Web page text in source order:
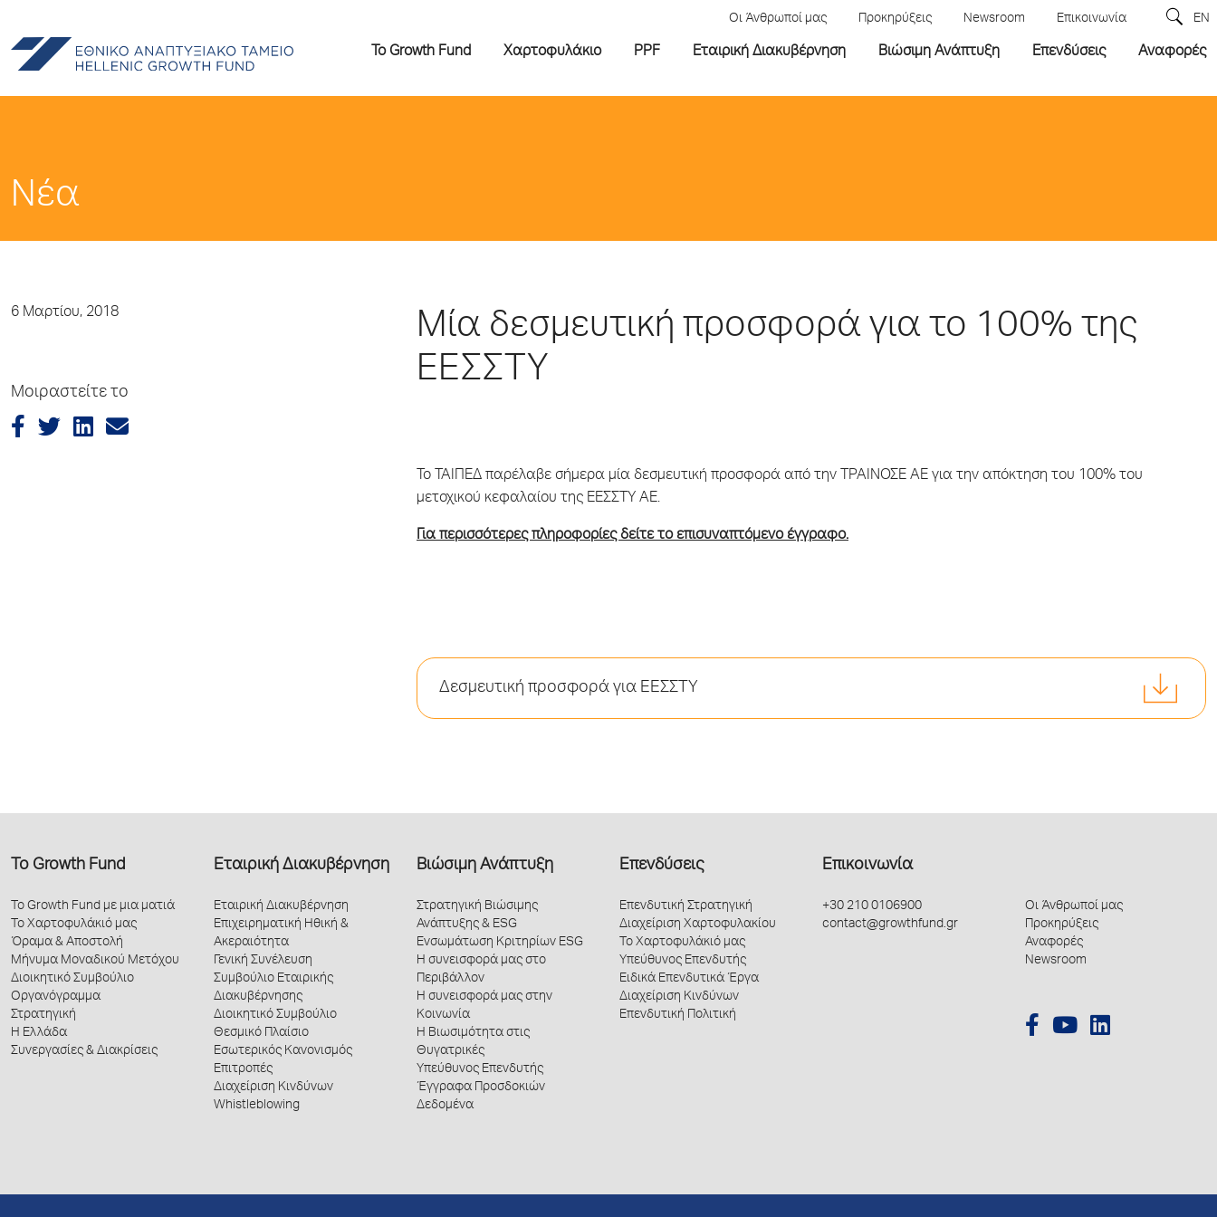
Οι Άνθρωποί μας Προκηρύξεις Newsroom Επικοινωνία EN
Το Growth Fund Χαρτοφυλάκιο PPF Εταιρική Διακυβέρνηση Βιώσιμη Ανάπτυξη Επενδύσεις Αναφορές
Νέα
6 Μαρτίου, 2018
Μοιραστείτε το
Μία δεσμευτική προσφορά για το 100% της
ΕΕΣΣΤΥ
Το ΤΑΙΠΕΔ παρέλαβε σήμερα μία δεσμευτική προσφορά από την ΤΡΑΙΝΟΣΕ ΑΕ για την απόκτηση του 100% του
μετοχικού κεφαλαίου της ΕΕΣΣΤΥ ΑΕ.
Για περισσότερες πληροφορίες δείτε το επισυναπτόμενο έγγραφο.
Δεσμευτική προσφορά για ΕΕΣΣΤΥ
Το Growth Fund
Το Growth Fund με μια ματιά
Το Χαρτοφυλάκιό μας
Όραμα & Αποστολή
Μήνυμα Μοναδικού Μετόχου
Διοικητικό Συμβούλιο
Οργανόγραμμα
Στρατηγική
Η Ελλάδα
Συνεργασίες & Διακρίσεις
Εταιρική Διακυβέρνηση
Εταιρική Διακυβέρνηση
Επιχειρηματική Ηθική &
Ακεραιότητα
Γενική Συνέλευση
Συμβούλιο Εταιρικής
Διακυβέρνησης
Διοικητικό Συμβούλιο
Θεσμικό Πλαίσιο
Εσωτερικός Κανονισμός
Επιτροπές
Διαχείριση Κινδύνων
Whistleblowing
Βιώσιμη Ανάπτυξη
Στρατηγική Βιώσιμης
Ανάπτυξης & ESG
Ενσωμάτωση Κριτηρίων ESG
Η συνεισφορά μας στο
Περιβάλλον
Η συνεισφορά μας στην
Κοινωνία
Η Βιωσιμότητα στις
Θυγατρικές
Υπεύθυνος Επενδυτής
Έγγραφα Προσδοκιών
Δεδομένα
Επενδύσεις
Επενδυτική Στρατηγική
Διαχείριση Χαρτοφυλακίου
Το Χαρτοφυλάκιό μας
Υπεύθυνος Επενδυτής
Ειδικά Επενδυτικά Έργα
Διαχείριση Κινδύνων
Επενδυτική Πολιτική
Επικοινωνία
+30 210 0106900
contact@growthfund.gr
Οι Άνθρωποί μας
Προκηρύξεις
Αναφορές
Newsroom